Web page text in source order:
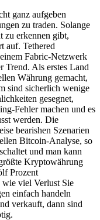
ganz aufgeben
zu traden. Solange
zu erkennen gibt,
auf. Tethered
Fabric-Netzwerk
Trend. Als erstes Land
Währung gemacht,
sind sicherlich wenige
gesegnet,
Fehler machen und es
werden. Die
bearishen Szenarien
Bitcoin-Analyse, so
und man kann
Kryptowährung
Prozent
wie viel Verlust Sie
einfach handeln
verkauft, dann sind